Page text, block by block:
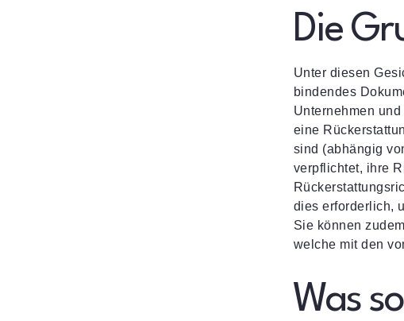
Die
Unter diesen
bindendes
Unternehmen
eine
sind (abhängig
verpflichtet, ihre
dies erforderlich,
Sie können
welche mit den
Was